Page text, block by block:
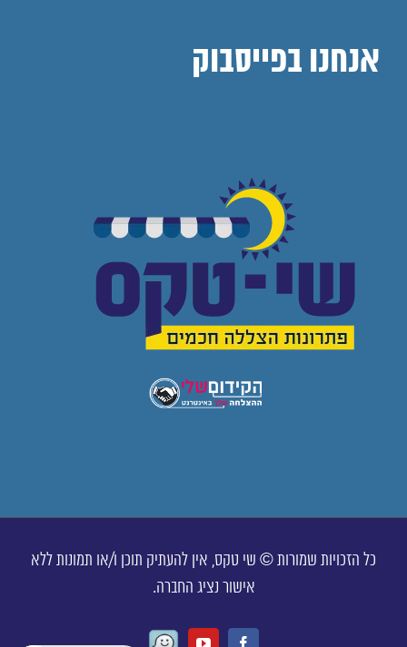
אנחנו בפייסבוק
כל הזכויות שמורות © שי טקס, אין להעתיק תוכן ו/או תמונות ללא
אישור נציג החברה.
Facebook
Youtube
Waze